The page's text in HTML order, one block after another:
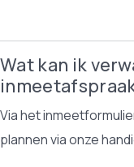
Wat kan ik
Via het
plannen via onze